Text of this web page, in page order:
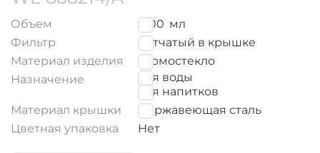
Объем 2100 мл
Фильтр
Сетчатый в крышке
Материал изделия
Термостекло
Назначение
для воды
для напитков
Материал крышки
Нержавеющая сталь
Цветная упаковка
Нет